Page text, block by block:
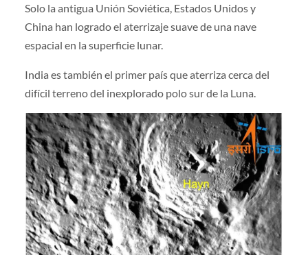
Solo la antigua Unión Soviética, Estados Unidos y
China han logrado el aterrizaje suave de una nave
espacial en la superficie lunar.
India es también el primer país que aterriza cerca del
difícil terreno del inexplorado polo sur de la Luna.